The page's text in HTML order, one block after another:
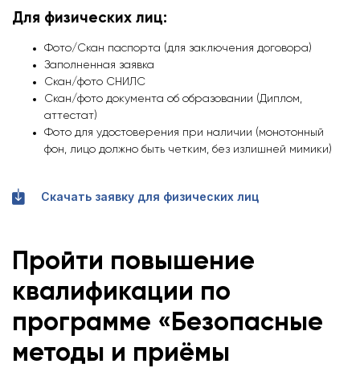
Для физических лиц:
Фото/Скан паспорта (для заключения договора)
Заполненная заявка
Скан/фото СНИЛС
Скан/фото документа об образовании (Диплом,
аттестат)
Фото для удостоверения при наличии (монотонный
фон, лицо должно быть четким, без излишней мимики)
Скачать заявку для физических лиц
Пройти повышение
квалификации по
программе «Безопасные
методы и приёмы